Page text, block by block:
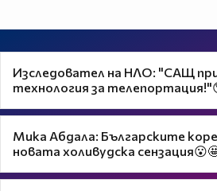
Изследовател на НЛО: "САЩ
технология за
Мика Абдала: Българските
новата холивудска